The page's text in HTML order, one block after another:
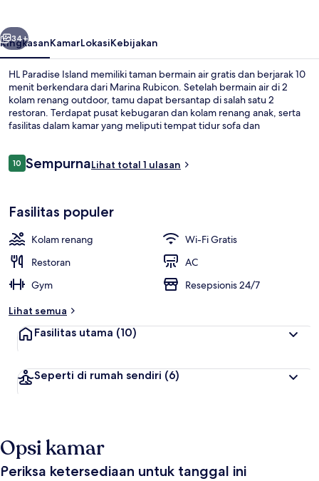
Berikutnya
34+
RingkasanKamarLokasiKebijakan
HL Paradise Island memiliki taman bermain air gratis dan berjarak 10
menit berkendara dari Marina Rubicon. Setelah bermain air di 2
kolam renang outdoor, tamu dapat bersantap di salah satu 2
restoran. Terdapat pusat kebugaran dan kolam renang anak, serta
fasilitas dalam kamar yang meliputi tempat tidur sofa dan
Ulasan
1010 dari 10
SempurnaLihat total 1 ulasan
Fasilitas populer
Kolam renang
Wi-Fi Gratis
Restoran
AC
Gym
Resepsionis 24/7
Lihat semua
Fasilitas utama (10)
Seperti di rumah sendiri (6)
Opsi kamar
Periksa ketersediaan untuk tanggal ini